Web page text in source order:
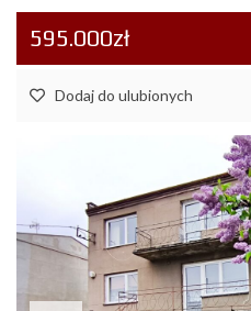
595.000zł
Dodaj do ulubionych